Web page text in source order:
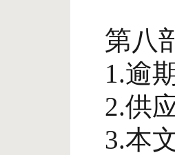
第八
1.逾
2.供
3.本